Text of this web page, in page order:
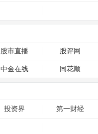
股市直播 股评网
中金在线 同花顺
投资界 第一财经